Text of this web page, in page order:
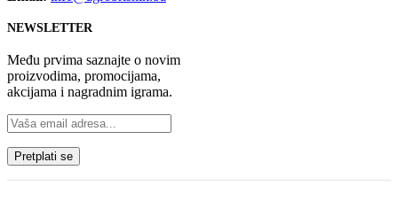
NEWSLETTER
Među prvima saznajte o novim
proizvodima, promocijama,
akcijama i nagradnim igrama.